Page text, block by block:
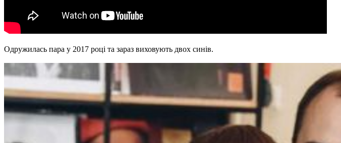
Одружилась пара у 2017 році та зараз виховують двох синів.